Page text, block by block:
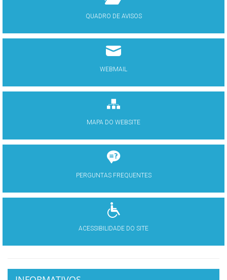
QUADRO DE AVISOS
WEBMAIL
MAPA DO WEBSITE
PERGUNTAS FREQUENTES
ACESSIBILIDADE DO SITE